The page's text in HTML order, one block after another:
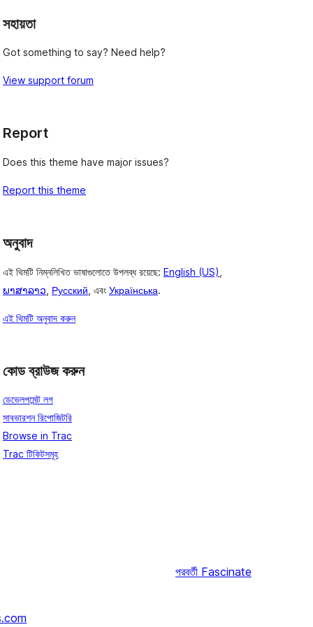
সহায়তা
Got something to say? Need help?
View support forum
Report
Does this theme have major issues?
Report this theme
অনুবাদ
এই থিমটি নিম্নলিখিত ভাষাগুলোতে উপলব্ধ রয়েছে: English (US)
ພາສາລາວ Русский , এবং Українська.
এই থিমটি অনুবাদ করুন
কোড ব্রাউজ করুন
ডেভেলপমেন্ট লগ
সাবভারশন রিপোজিটরি
Browse in Trac
Trac টিকিটসমূহ
পরবর্তী Fascinate